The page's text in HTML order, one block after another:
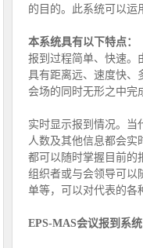
的目的。此系统可以运
本系统具有以下特点：
报到过程简单、快速。
具有距离远、速度快、
会场的同时无形之中完
实时显示报到情况。当
人数及其他信息都会实
都可以随时掌握目前的
组织者或与会领导可以
单等，可以对代表的各
EPS-MAS会议报到系统